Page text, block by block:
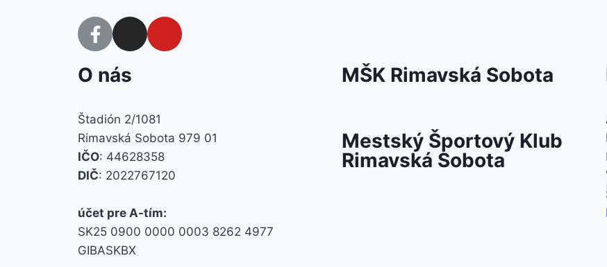
O nás
Štadión 2/1081
Rimavská Sobota 979 01
IČO: 44628358
DIČ: 2022767120
účet pre A-tím:
SK25 0900 0000 0003 8262 4977
GIBASKBX
MŠK Rimavská Sobota
Mestský Športový Klub
Rimavská Sobota